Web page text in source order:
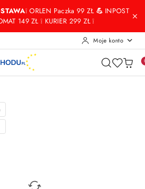
głównej
konto
głównego
produktu
❕ ORLEN Paczka 99 ZŁ💪 INPOST
149 ZŁ ❕ KURIER 299 ZŁ ❕
Moje konto